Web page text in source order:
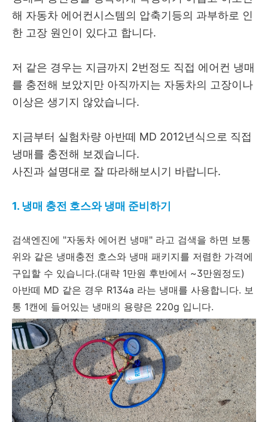
해 자동차 에어컨시스템의 압축기등의 과부하로 인
한 고장 원인이 있다고 합니다.
저 같은 경우는 지금까지 2번정도 직접 에어컨 냉매
를 충전해 보았지만 아직까지는 자동차의 고장이나
이상은 생기지 않았습니다.
지금부터 실험차량 아반떼 MD 2012년식으로 직접
냉매를 충전해 보겠습니다.
사진과 설명대로 잘 따라해보시기 바랍니다.
1. 냉매 충전 호스와 냉매 준비하기
검색엔진에 "자동차 에어컨 냉매" 라고 검색을 하면 보통
위와 같은 냉매충전 호스와 냉매 패키지를 저렴한 가격에
구입할 수 있습니다.(대략 1만원 후반에서 ~3만원정도)
아반떼 MD 같은 경우 R134a 라는 냉매를 사용합니다. 보
통 1캔에 들어있는 냉매의 용량은 220g 입니다.